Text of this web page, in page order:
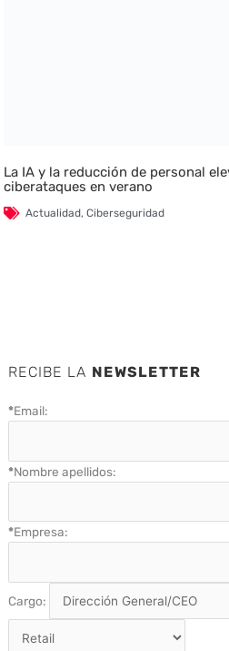
La IA y la reducción de personal
ciberataques en verano
Actualidad,Ciberseguridad
RECIBE LA NEWSLETTER
*Email:
*Nombre apellidos:
*Empresa:
Cargo: